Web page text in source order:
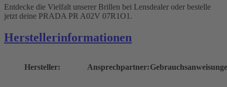
Entdecke die Vielfalt unserer Brillen bei Lensdealer oder bestelle
jetzt deine PRADA PR A02V 07R1O1.
Herstellerinformationen
Hersteller: Ansprechpartner: